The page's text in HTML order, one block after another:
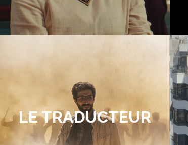
LE TRADUCTEUR